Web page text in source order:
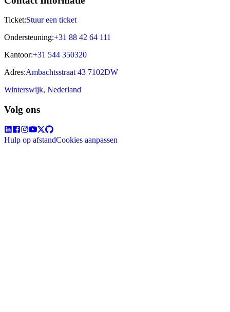
Ticket:Stuur een ticket
Ondersteuning:+31 88 42 64 111
Kantoor:+31 544 350320
Adres:Ambachtsstraat 43 7102DW
Winterswijk, Nederland
Volg ons
Hulp op afstandCookies aanpassen